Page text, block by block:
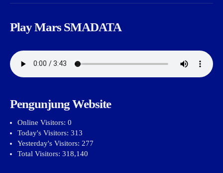
Play Mars SMADATA
Pengunjung Website
Online Visitors: 0
Today's Visitors: 313
Yesterday's Visitors: 277
Total Visitors: 318,140